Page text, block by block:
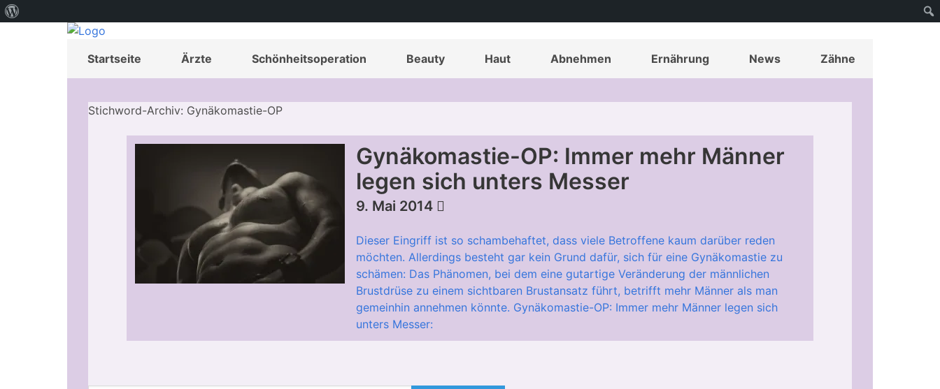
Startseite Ärzte Schönheitsoperation Beauty Haut Abnehmen Ernährung News Zähne
Stichword-Archiv: Gynäkomastie-OP
Gynäkomastie-OP: Immer mehr Männer
legen sich unters Messer
9. Mai 2014
Dieser Eingriff ist so schambehaftet, dass viele Betroffene kaum darüber reden
möchten. Allerdings besteht gar kein Grund dafür, sich für eine Gynäkomastie zu
schämen: Das Phänomen, bei dem eine gutartige Veränderung der männlichen
Brustdrüse zu einem sichtbaren Brustansatz führt, betrifft mehr Männer als man
gemeinhin annehmen könnte. Gynäkomastie-OP: Immer mehr Männer legen sich
unters Messer: